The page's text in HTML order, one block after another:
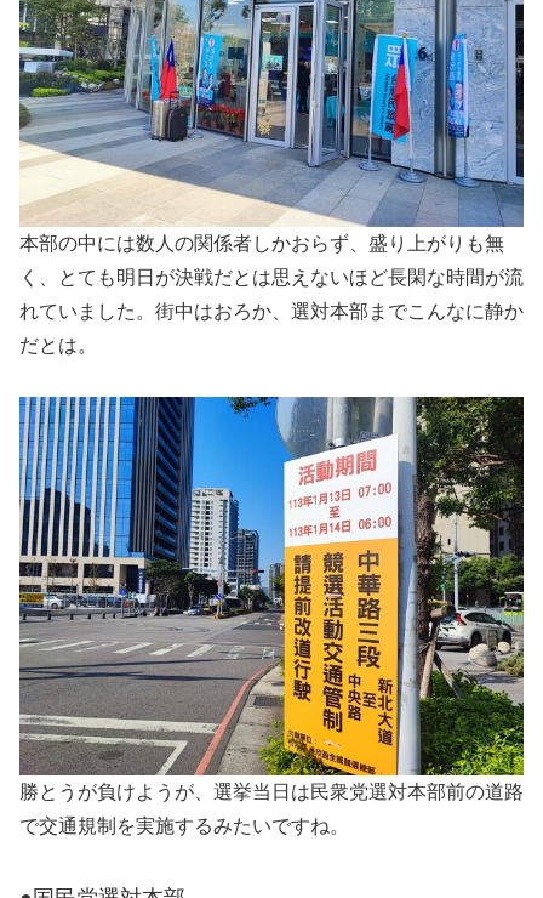
本部の中には数人の関係者しかおらず、盛り上がりも無
く、とても明日が決戦だとは思えないほど長閑な時間が流
れていました。街中はおろか、選対本部までこんなに静か
だとは。
勝とうが負けようが、選挙当日は民衆党選対本部前の道路
で交通規制を実施するみたいですね。